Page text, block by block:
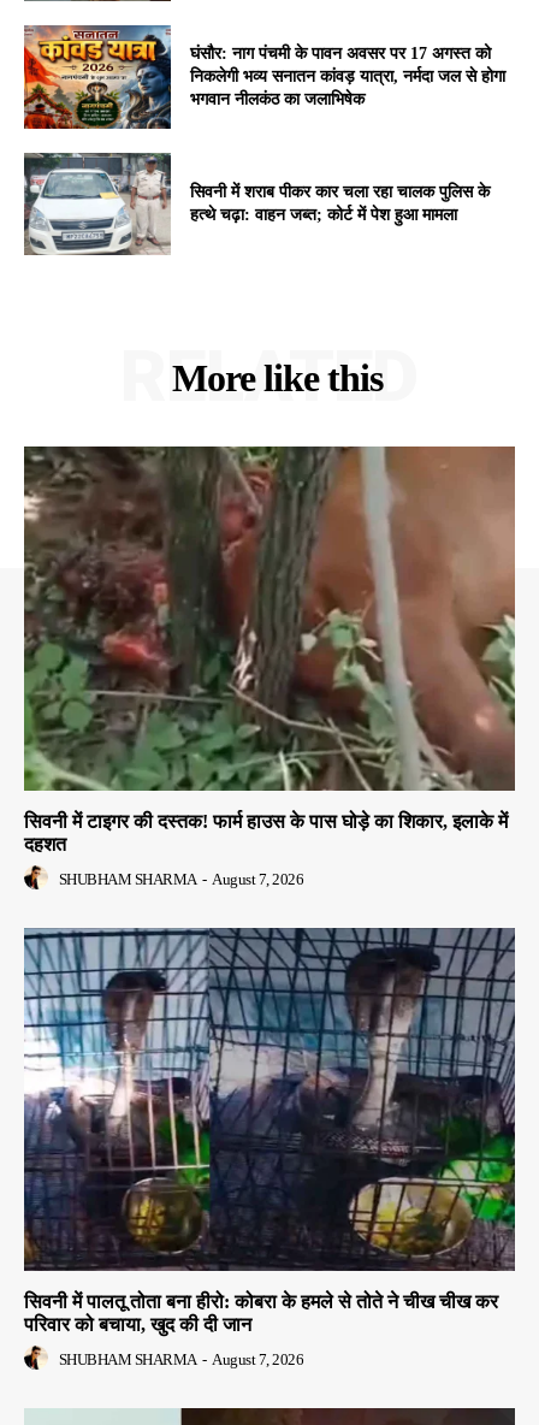
घंसौर: नाग पंचमी के पावन अवसर पर 17 अगस्त को
निकलेगी भव्य सनातन कांवड़ यात्रा, नर्मदा जल से होगा
भगवान नीलकंठ का जलाभिषेक
सिवनी में शराब पीकर कार चला रहा चालक पुलिस के
हत्थे चढ़ा: वाहन जब्त; कोर्ट में पेश हुआ मामला
More like this
RELATED
सिवनी में टाइगर की दस्तक! फार्म हाउस के पास घोड़े का शिकार, इलाके में
दहशत
SHUBHAM SHARMA - August 7, 2026
सिवनी में पालतू तोता बना हीरो: कोबरा के हमले से तोते ने चीख चीख कर
परिवार को बचाया, खुद की दी जान
SHUBHAM SHARMA - August 7, 2026